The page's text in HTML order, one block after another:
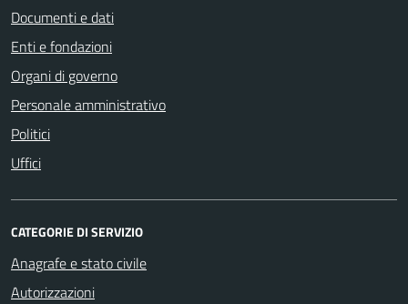
Documenti e dati
Enti e fondazioni
Organi di governo
Personale amministrativo
Politici
Uffici
CATEGORIE DI SERVIZIO
Anagrafe e stato civile
Autorizzazioni